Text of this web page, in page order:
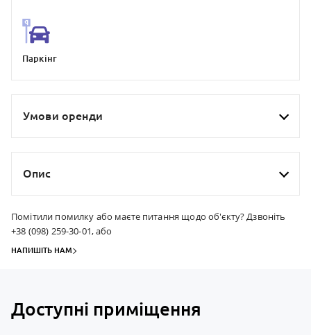
Паркiнг
Умови оренди
Опис
Помітили помилку або маєте питання щодо об'єкту? Дзвоніть
+38 (098) 259-30-01, або
НАПИШІТЬ НАМ
Доступні приміщення